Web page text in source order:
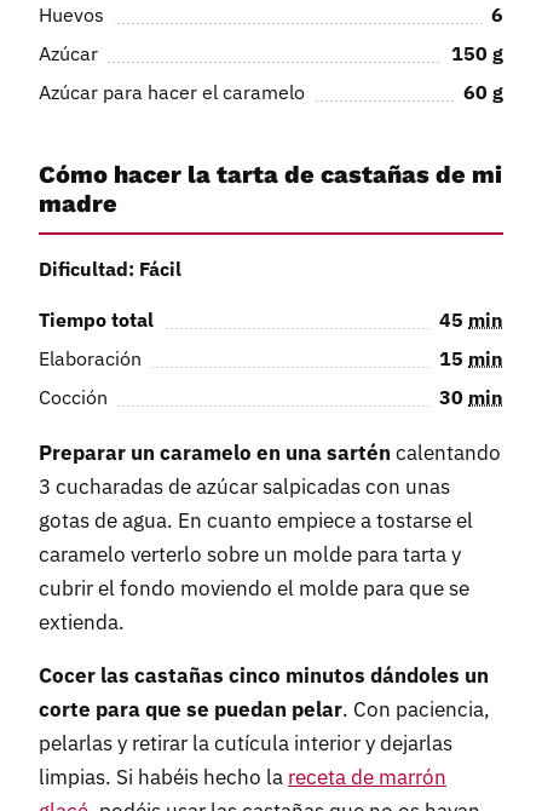
Huevos
6
Azúcar
150 g
Azúcar para hacer el caramelo
60 g
Cómo hacer la tarta de castañas de mi
madre
Dificultad: Fácil
Tiempo total 45 min
Elaboración
15 min
Cocción
30 min
Preparar un caramelo en una sartén calentando
3 cucharadas de azúcar salpicadas con unas
gotas de agua. En cuanto empiece a tostarse el
caramelo verterlo sobre un molde para tarta y
cubrir el fondo moviendo el molde para que se
extienda.
Cocer las castañas cinco minutos dándoles un
corte para que se puedan pelar. Con paciencia,
pelarlas y retirar la cutícula interior y dejarlas
limpias. Si habéis hecho la receta de marrón